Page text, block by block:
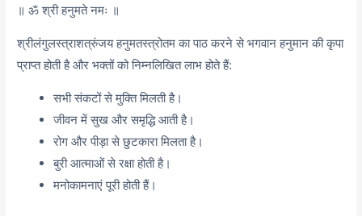
॥ ॐ श्री हनुमते नमः ॥
श्रीलंगुलस्त्राशत्रुंजय हनुमतस्त्रोतम का पाठ करने से भगवान हनुमान की कृपा
प्राप्त होती है और भक्तों को निम्नलिखित लाभ होते हैं:
सभी संकटों से मुक्ति मिलती है।
जीवन में सुख और समृद्धि आती है।
रोग और पीड़ा से छुटकारा मिलता है।
बुरी आत्माओं से रक्षा होती है।
मनोकामनाएं पूरी होती हैं।